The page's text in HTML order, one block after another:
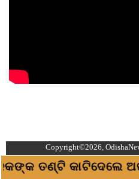
ତଣ୍ଟି
Copyright©2026,